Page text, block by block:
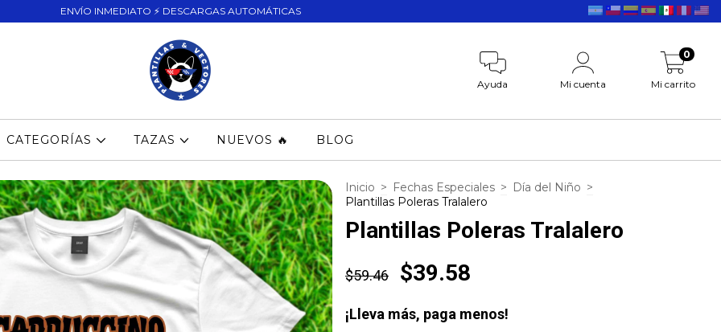
ENVÍO INMEDIATO ⚡ DESCARGAS AUTOMÁTICAS
Ayuda Mi cuenta Mi carrito
0
CATEGORÍAS TAZAS NUEVOS 🔥 BLOG
Inicio > Fechas Especiales > Día del Niño >
Plantillas Poleras Tralalero
Plantillas Poleras Tralalero
$59.46 $39.58
¡Lleva más, paga menos!